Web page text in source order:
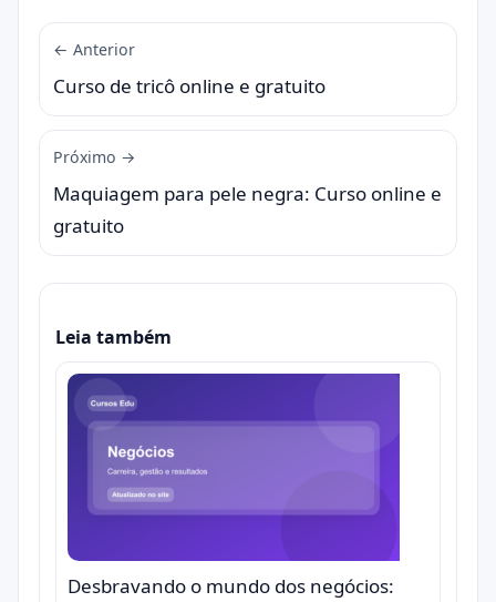
← Anterior
Curso de tricô online e gratuito
Próximo →
Maquiagem para pele negra: Curso online e
gratuito
Leia também
Desbravando o mundo dos negócios: